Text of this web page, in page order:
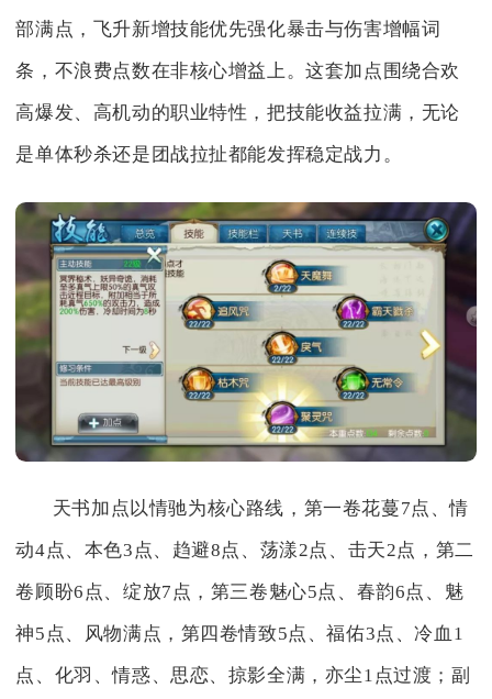
部满点，飞升新增技能优先强化暴击与伤害增幅词
条，不浪费点数在非核心增益上。这套加点围绕合欢
高爆发、高机动的职业特性，把技能收益拉满，无论
是单体秒杀还是团战拉扯都能发挥稳定战力。
天书加点以情驰为核心路线，第一卷花蔓7点、情
动4点、本色3点、趋避8点、荡漾2点、击天2点，第二
卷顾盼6点、绽放7点，第三卷魅心5点、春韵6点、魅
神5点、风物满点，第四卷情致5点、福佑3点、冷血1
点、化羽、情惑、思恋、掠影全满，亦尘1点过渡；副